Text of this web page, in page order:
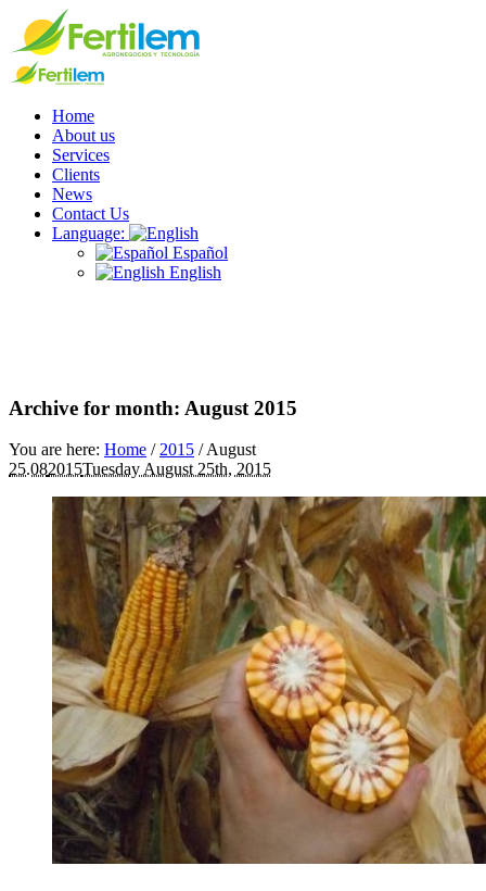
Home
About us
Services
Clients
News
Contact Us
Language:
Español
English
Archive for month: August 2015
You are here: Home /2015 /August
25.082015Tuesday August 25th, 2015